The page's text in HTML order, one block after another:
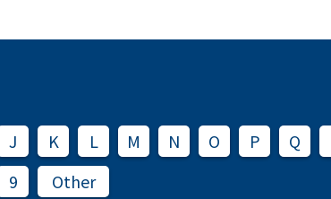
J K L M N O P Q
9 Other